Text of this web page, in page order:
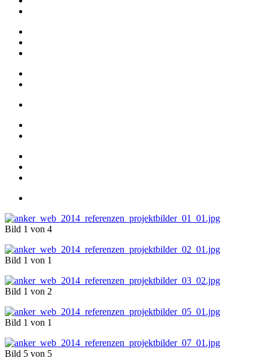
Bild 1 von 4
Bild 1 von 1
Bild 1 von 2
Bild 1 von 1
Bild 5 von 5